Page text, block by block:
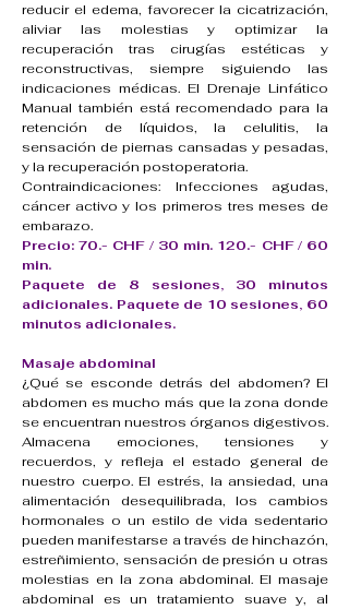
reducir el edema, favorecer la cicatrización,
aliviar las molestias y optimizar la
recuperación tras cirugías estéticas y
reconstructivas, siempre siguiendo las
indicaciones médicas. El Drenaje Linfático
Manual también está recomendado para la
retención de líquidos, la celulitis, la
sensación de piernas cansadas y pesadas,
y la recuperación postoperatoria.
Contraindicaciones: Infecciones agudas,
cáncer activo y los primeros tres meses de
embarazo.
Precio: 70.- CHF / 30 min. 120.- CHF / 60
min.
Paquete de 8 sesiones, 30 minutos
adicionales. Paquete de 10 sesiones, 60
minutos adicionales.
Masaje abdominal
¿Qué se esconde detrás del abdomen? El
abdomen es mucho más que la zona donde
se encuentran nuestros órganos digestivos.
Almacena emociones, tensiones y
recuerdos, y refleja el estado general de
nuestro cuerpo. El estrés, la ansiedad, una
alimentación desequilibrada, los cambios
hormonales o un estilo de vida sedentario
pueden manifestarse a través de hinchazón,
estreñimiento, sensación de presión u otras
molestias en la zona abdominal. El masaje
abdominal es un tratamiento suave y, al